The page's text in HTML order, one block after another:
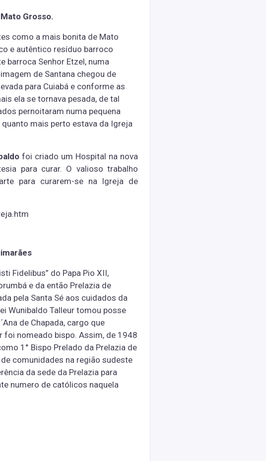
Grosso.
como a mais bonita de Mato
e autêntico resíduo barroco
barroca Senhor Etzel, numa
de Santana chegou de
para Cuiabá e conforme as
ela se tornava pesada, de tal
pernoitaram numa pequena
mais perto estava da Igreja
foi criado um Hospital na nova
para curar. O valioso trabalho
para curarem-se na Igreja de
Fidelibus” do Papa Pio XII,
e da então Prelazia de
pela Santa Sé aos cuidados da
Wunibaldo Talleur tomou posse
de Chapada, cargo que
foi nomeado bispo. Assim, de 1948
1° Bispo Prelado da Prelazia de
comunidades na região sudeste
da sede da Prelazia para
numero de católicos naquela